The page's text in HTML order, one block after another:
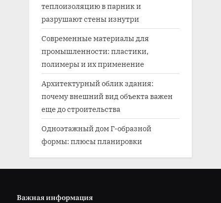
теплоизоляцию в парник и
разрушают стены изнутри
Современные материалы для
промышленности: пластики,
полимеры и их применение
Архитектурный облик здания:
почему внешний вид объекта важен
еще до строительства
Одноэтажный дом Г-образной
формы: плюсы планировки
Важная информация